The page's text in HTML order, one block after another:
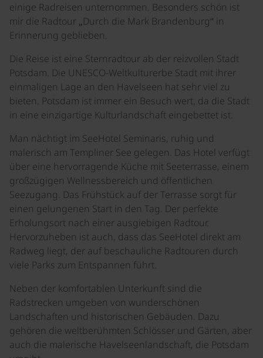
einige Radreisen unternommen. Besonders schön ist
mir die Radtour „Durch die Mark Brandenburg“ in
Erinnerung geblieben.
Die Reise ist eine Sternradtour ab der reizvollen Stadt
Potsdam. Die UNESCO-Weltkulturerbe Stadt mit ihrer
einmaligen Lage an den Havelseen hat sehr viel zu
bieten. Potsdam ist immer ein Besuch wert, da die Stadt
in eine einzigartige Kulturlandschaft eingebettet ist.
Man nächtigt im SeeHotel Seminaris, ruhig und
malerisch am Templiner See gelegen. Das Hotel verfügt
über eine hervorragende Küche mit Seeterrasse, einem
großzügigen Wellnessbereich und öffentlichen
Seezugang. Das Frühstück auf der Terrasse sorgt für
einen gelungenen Start in den Tag. Der perfekte
Erholungsort nach einer ausgiebigen Radtour.
Hervorzuheben ist auch, dass das SeeHotel direkt am
Radweg liegt, der auf beschauliche Radtouren durch
viele Parks zum Entspannen führt.
Neben der komfortablen Unterkunft sind die
Radstrecken umgeben von wunderschönen
Landschaften und historischen Gebäuden. Dazu
gehören die weltberühmten Schlösser und Gärten, aber
auch die malerische Havelseenlandschaft, die Potsdam